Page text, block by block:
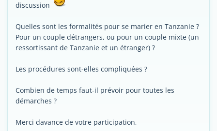
discussion
Quelles sont les formalités pour se marier en Tanzanie ?
Pour un couple détrangers, ou pour un couple mixte (un
ressortissant de Tanzanie et un étranger) ?
Les procédures sont-elles compliquées ?
Combien de temps faut-il prévoir pour toutes les
démarches ?
Merci davance de votre participation,